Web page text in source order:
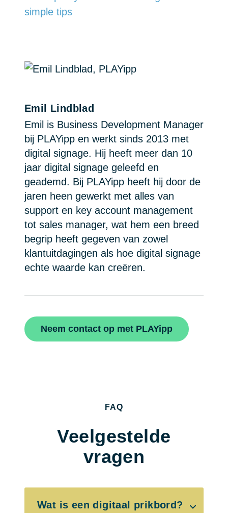
Emil Lindblad
Emil is Business Development Manager
bij PLAYipp en werkt sinds 2013 met
digital signage. Hij heeft meer dan 10
jaar digital signage geleefd en
geademd. Bij PLAYipp heeft hij door de
jaren heen gewerkt met alles van
support en key account management
tot sales manager, wat hem een breed
begrip heeft gegeven van zowel
klantuitdagingen als hoe digital signage
echte waarde kan creëren.
Neem contact op met PLAYipp
FAQ
Veelgestelde
vragen
Wat is een digitaal prikbord?